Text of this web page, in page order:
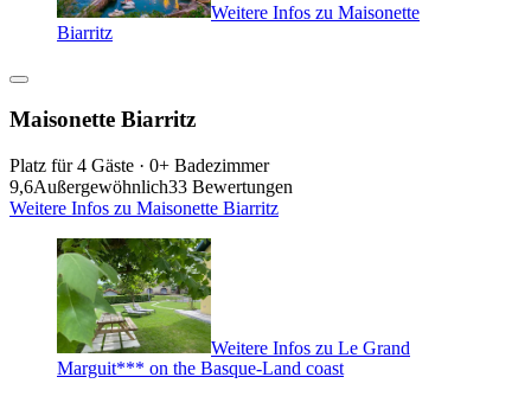
Weitere Infos zu Maisonette
Biarritz
Maisonette Biarritz
Platz für 4 Gäste · 0+ Badezimmer
9,6Außergewöhnlich33 Bewertungen
Weitere Infos zu Maisonette Biarritz
Weitere Infos zu Le Grand
Marguit*** on the Basque-Land coast